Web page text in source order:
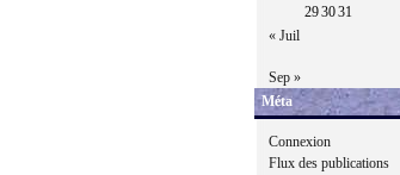
293031
« Juil
Sep »
Méta
Connexion
Flux des publications